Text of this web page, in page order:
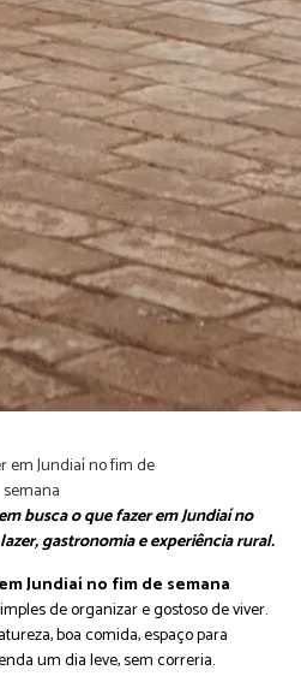
busca o que fazer em Jundiaí no
gastronomia e experiência rural.
Jundiaí no fim de semana
de organizar e gostoso de viver.
boa comida, espaço para
um dia leve, sem correria.